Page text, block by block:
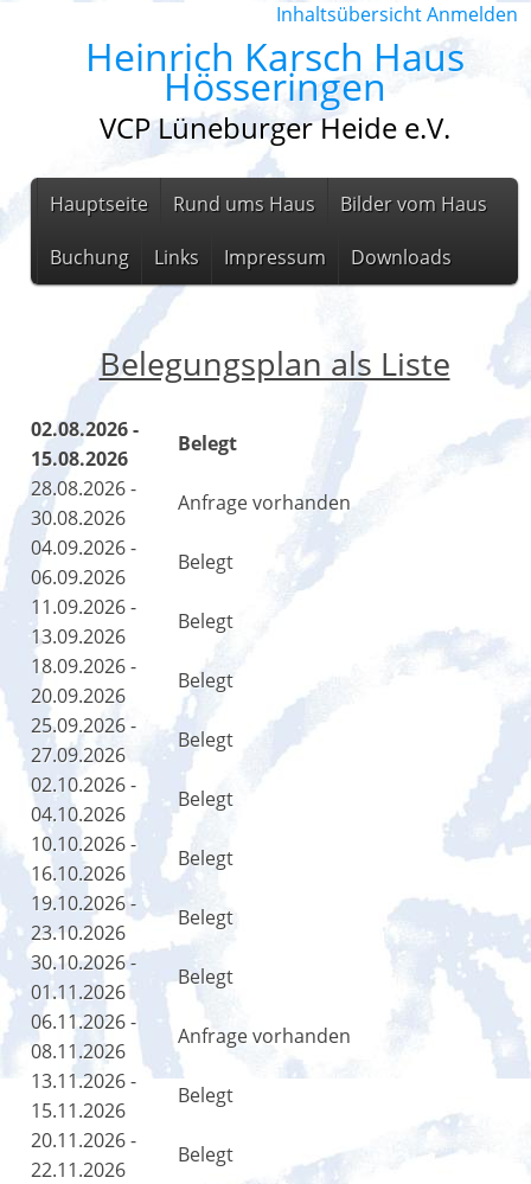
InhaltsübersichtAnmelden
Heinrich Karsch Haus
Hösseringen
VCP Lüneburger Heide e.V.
Hauptseite Rund ums Haus Bilder vom Haus
Buchung Links Impressum Downloads
Belegungsplan als Liste
02.08.2026 -
15.08.2026
Belegt
28.08.2026 -
30.08.2026
Anfrage vorhanden
04.09.2026 -
06.09.2026
Belegt
11.09.2026 -
13.09.2026
Belegt
18.09.2026 -
20.09.2026
Belegt
25.09.2026 -
27.09.2026
Belegt
02.10.2026 -
04.10.2026
Belegt
10.10.2026 -
16.10.2026
Belegt
19.10.2026 -
23.10.2026
Belegt
30.10.2026 -
01.11.2026
Belegt
06.11.2026 -
08.11.2026
Anfrage vorhanden
13.11.2026 -
15.11.2026
Belegt
20.11.2026 -
22.11.2026
Belegt